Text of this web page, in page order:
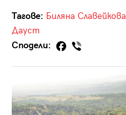
Тагове: Биляна Славейкова
Дауст
Сподели: